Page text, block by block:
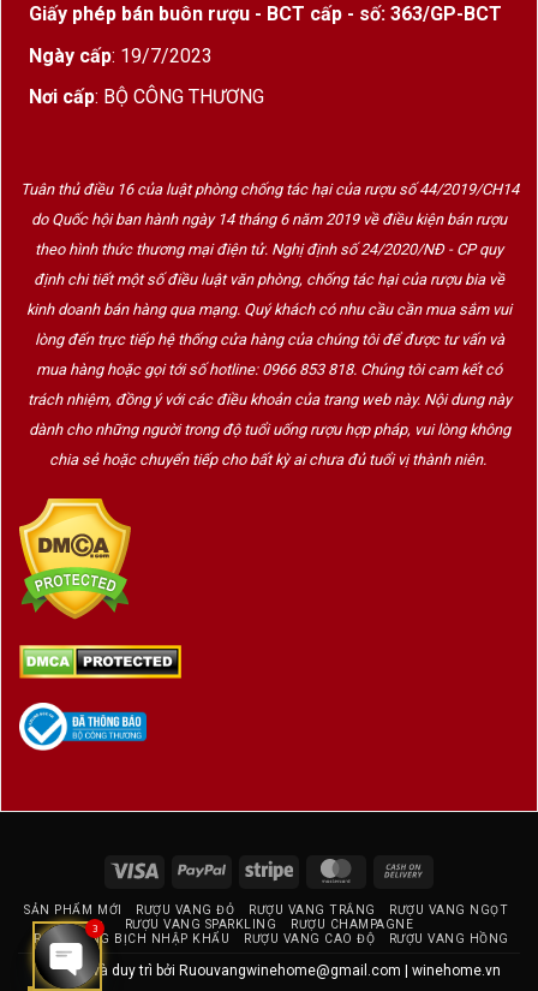
Giấy phép bán buôn rượu - BCT cấp - số: 363/GP-BCT
Ngày cấp: 19/7/2023
Nơi cấp: BỘ CÔNG THƯƠNG
Tuân thủ điều 16 của luật phòng chống tác hại của rượu số 44/2019/CH14
do Quốc hội ban hành ngày 14 tháng 6 năm 2019 về điều kiện bán rượu
theo hình thức thương mại điện tử. Nghị định số 24/2020/NĐ - CP quy
định chi tiết một số điều luật văn phòng, chống tác hại của rượu bia về
kinh doanh bán hàng qua mạng. Quý khách có nhu cầu cần mua sắm vui
lòng đến trực tiếp hệ thống cửa hàng của chúng tôi để được tư vấn và
mua hàng hoặc gọi tới số hotline: 0966 853 818. Chúng tôi cam kết có
trách nhiệm, đồng ý với các điều khoản của trang web này. Nội dung này
dành cho những người trong độ tuổi uống rượu hợp pháp, vui lòng không
chia sẻ hoặc chuyển tiếp cho bất kỳ ai chưa đủ tuổi vị thành niên.
Visa PayPal Stripe MasterCard
Delivery
SẢN PHẨM MỚI RƯỢU VANG ĐỎ RƯỢU VANG TRẮNG
RƯỢU VANG NGỌT
RƯỢU VANG SPARKLING
RƯỢU CHAMPAGNE
RƯỢU VANG BỊCH NHẬP KHẨU
RƯỢU VANG CAO ĐỘ RƯỢU VANG HỒNG
Thiết kế và duy trì bởi Ruouvangwinehome@gmail.com winehome.vn
3